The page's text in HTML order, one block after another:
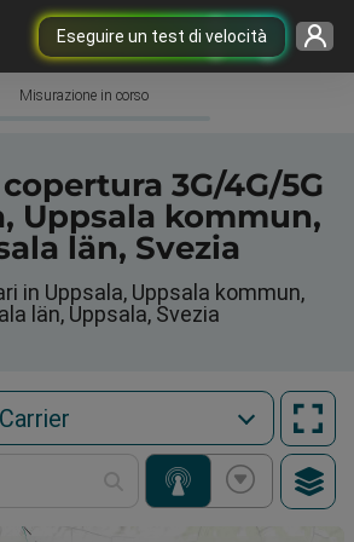
Eseguire un test di velocità
Misurazione in corso
3G/4G/5G
Uppsala kommun,
län, Svezia
in Uppsala, Uppsala kommun,
län, Uppsala, Svezia